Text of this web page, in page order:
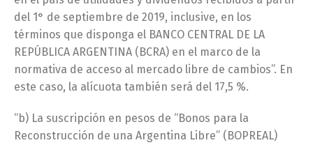
del 1° de septiembre de 2019, inclusive, en los
términos que disponga el BANCO CENTRAL DE LA
REPÚBLICA ARGENTINA (BCRA) en el marco de la
normativa de acceso al mercado libre de cambios”. En
este caso, la alícuota también será del 17,5 %.
“b) La suscripción en pesos de “Bonos para la
Reconstrucción de una Argentina Libre” (BOPREAL)